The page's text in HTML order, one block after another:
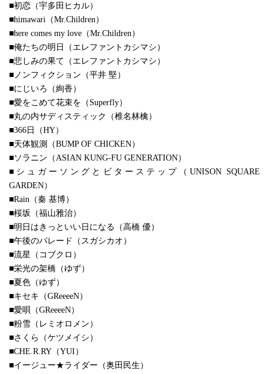
■初恋（宇多田ヒカル）
■himawari（Mr.Children）
■here comes my love（Mr.Children）
■俺たちの明日（エレファントカシマシ）
■悲しみの果て（エレファントカシマシ）
■ノンフィクション（平井 堅）
■にじいろ（絢香）
■愛をこめて花束を（Superfly）
■丸の内サディスティック（椎名林檎）
■366日（HY）
■天体観測（BUMP OF CHICKEN）
■ソラニン（ASIAN KUNG-FU GENERATION）
■シュガーソングとビターステップ（UNISON SQUARE
GARDEN）
■Rain（秦 基博）
■桜坂（福山雅治）
■明日はきっといい日になる（高橋 優）
■午後のパレード（スガシカオ）
■流星（コブクロ）
■栄光の架橋（ゆず）
■夏色（ゆず）
■キセキ（GReeeeN）
■愛唄（GReeeeN）
■粉雪（レミオロメン）
■さくら（ケツメイシ）
■CHE.R.RY（YUI）
■イージュー★ライダー（奥田民生）